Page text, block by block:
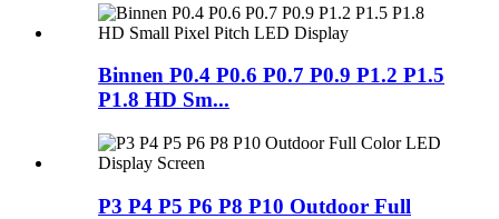
Binnen P0.4 P0.6 P0.7 P0.9 P1.2 P1.5
P1.8 HD Sm...
P3 P4 P5 P6 P8 P10 Outdoor Full